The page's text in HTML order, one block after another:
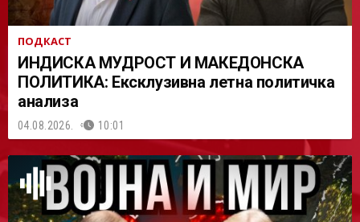
ПОДКАСТ
ИНДИСКА МУДРОСТ И МАКЕДОНСКА
ПОЛИТИКА: Ексклузивна летна политичка
анализа
04.08.2026. 10:01